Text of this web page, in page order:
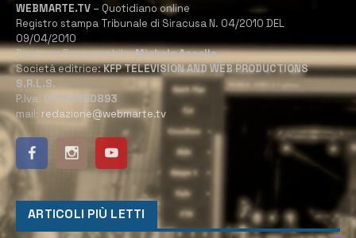
WEBMARTE.TV – Quotidiano online
Registro stampa Tribunale di Siracusa N. 04/2010 DEL
09/04/2010
Direttore Responsabile:Michele Accolla
Società editrice:KFP TELEVISION AND WEB PRODUCTIONS
S.R.L.S.
P.Iva: 02184950893
mail: redazione@webmarte.tv
ARTICOLI PIÙ LETTI